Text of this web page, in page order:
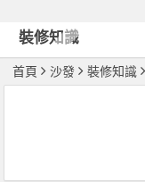
裝修知識
首頁 沙發 裝修知識